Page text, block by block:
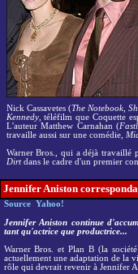
Nick Cassavetes (The Notebook,
Kennedy, téléfilm que Coquette
L'auteur Matthew Carnahan (
travaille aussi sur une comédie,
Warner Bros., qui a déjà travaillé
Dirtdans le cadre d'un premier
Jennifer Aniston
Source Yahoo!
Jennifer Aniston continue
tant qu'actrice que productrice...
Warner Bros. et Plan B (la
actuellement une adaptation de la
rôle qui devrait revenir à Jennifer